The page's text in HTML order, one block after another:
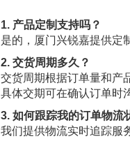
1. 产品定制支持吗？
是的，厦门兴锐嘉提供定
2. 交货周期多久？
交货周期根据订单量和产
具体交期可在确认订单时
3. 如何跟踪我的订单物流
我们提供物流实时追踪服